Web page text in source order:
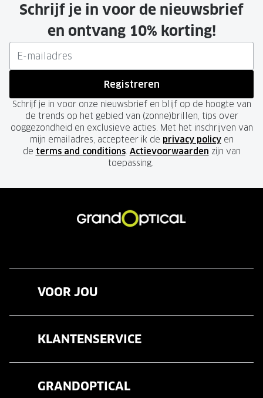
Schrijf je in voor de nieuwsbrief
en ontvang 10% korting!
Registreren
Schrijf je in voor onze nieuwsbrief en blijf op de hoogte van
de trends op het gebied van (zonne)brillen, tips over
ooggezondheid en exclusieve acties. Met het inschrijven van
mijn emailadres, accepteer ik de privacy policyen
de terms and conditions. Actievoorwaarden zijn van
toepassing.
VOOR JOU
KLANTENSERVICE
GRANDOPTICAL